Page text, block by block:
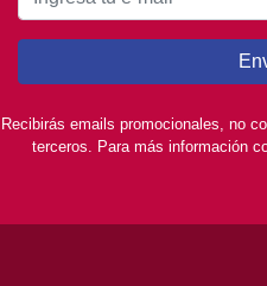
Recibirás emails promocionales, no
terceros. Para más información